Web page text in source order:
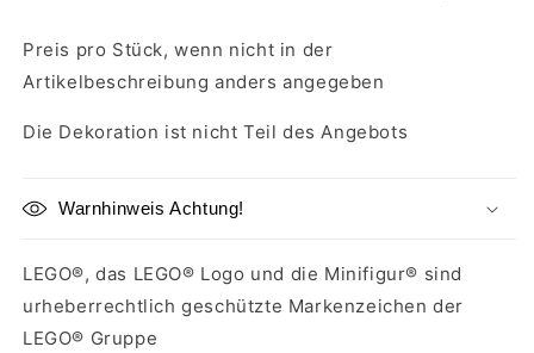
Preis pro Stück, wenn nicht in der
Artikelbeschreibung anders angegeben
Die Dekoration ist nicht Teil des Angebots
Warnhinweis Achtung!
LEGO®, das LEGO® Logo und die Minifigur® sind
urheberrechtlich geschützte Markenzeichen der
LEGO® Gruppe